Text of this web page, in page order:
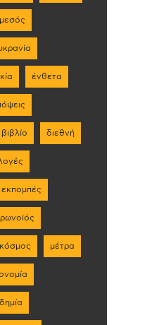
ένθετα
βιβλίο διεθνή
εκπομπές
κόσμος μέτρα